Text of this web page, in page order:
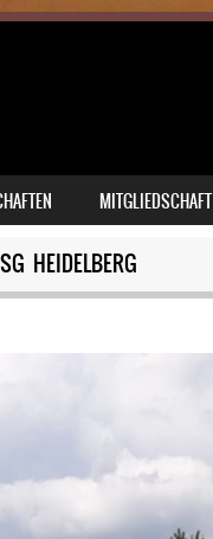
MITGLIEDSCHAFT
HEIDELBERG